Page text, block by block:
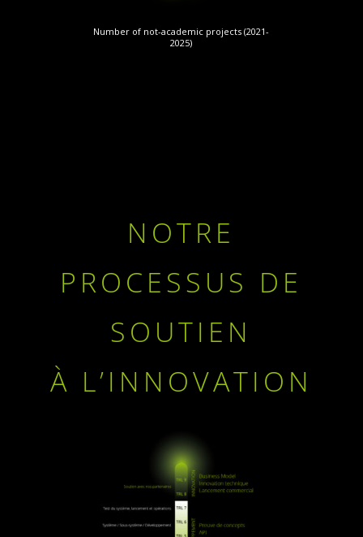
Number of not-academic projects (2021-
2025)
NOTRE
PROCESSUS DE
SOUTIEN
À L’INNOVATION